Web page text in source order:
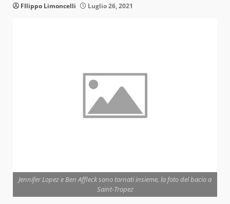
FIlippo Limoncelli Luglio 26, 2021
Jennifer Lopez e Ben Affleck sono tornati insieme, la foto del bacio a
Saint-Tropez